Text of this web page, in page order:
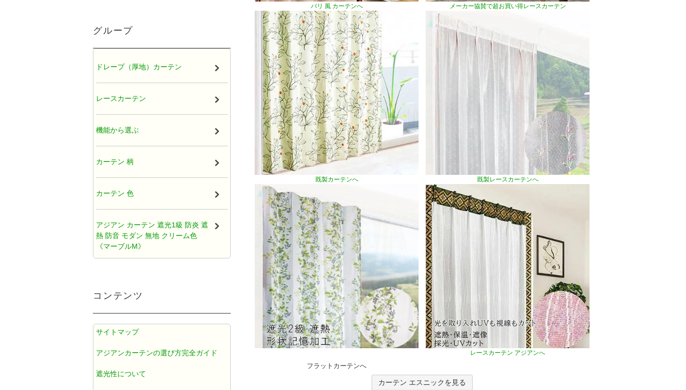
バリ 風 カーテンへ メーカー協賛で超お買い得レースカーテン
既製カーテンへ 既製レースカーテンへ
フラットカーテンへ
レースカーテン アジアンへ
カーテン エスニックを見る
ひだ無しフラットカーテン
グループ
ドレープ（厚地）カーテン
レースカーテン
機能から選ぶ
カーテン 柄
カーテン 色
アジアン カーテン 遮光1級 防炎 遮
熱 防音 モダン 無地 クリーム色
《マーブルM》
M》
アジアン カーテン 遮光1級 防炎 遮
ードM》
コンテンツ
サイトマップ
アジアンカーテンの選び方完全ガイド
遮光性について